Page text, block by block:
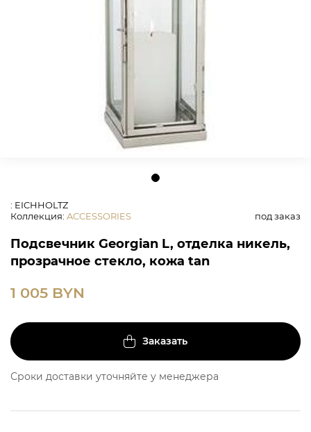
: EICHHOLTZ
Коллекция: ACCESSORIES под заказ
Подсвечник Georgian L, отделка никель,
прозрачное стекло, кожа tan
1 005 BYN
Заказать
Сроки доставки уточняйте у менеджера